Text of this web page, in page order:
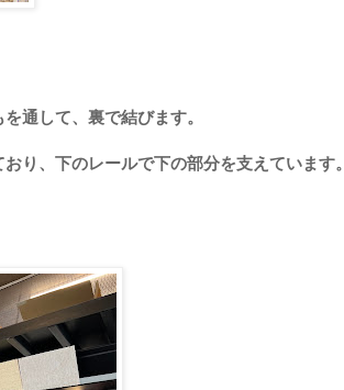
通して、裏で結びます。
り、下のレールで下の部分を支えています。